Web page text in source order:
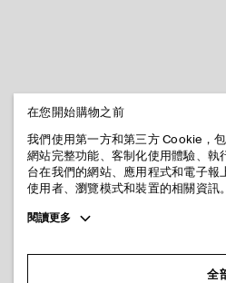
在您開始購物之前
我們使用第一方和第三方 Cookie，
網站完整功能、客制化使用體驗、執
台在我們的網站、應用程式和電子
使用者、瀏覽模式和裝置的相關資訊。
Toggle
閱讀更多
全